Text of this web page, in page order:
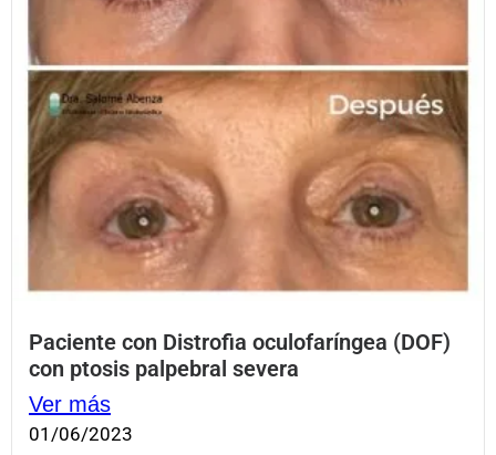
Paciente con Distrofia oculofaríngea (DOF)
con ptosis palpebral severa
Ver más
01/06/2023